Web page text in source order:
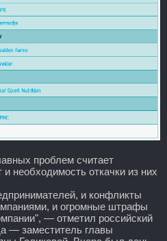
проблем считает
необходимость откачки из них
и конфликты
и огромные штрафы
— отметил российский
— заместитель главы